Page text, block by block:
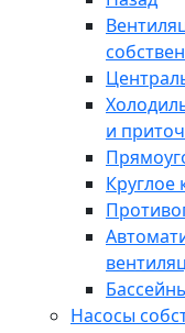
и
Круглое
Насосы